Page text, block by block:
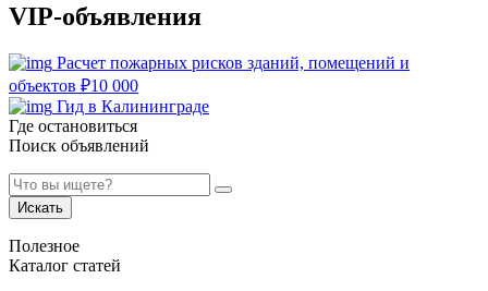
VIP-объявления
Расчет пожарных рисков зданий, помещений и
объектов ₽10 000
Гид в Калининграде
Где остановиться
Поиск объявлений
Искать
Полезное
Каталог статей